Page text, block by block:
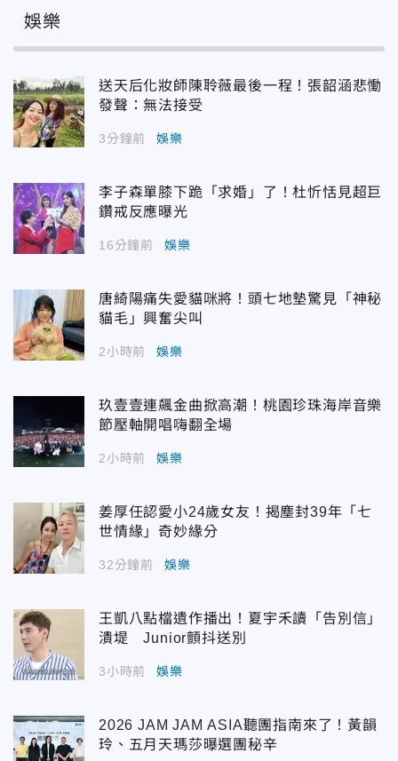
娛樂
送天后化妝師陳聆薇最後一程！張韶涵悲慟
發聲：無法接受
3分鐘前 娛樂
李子森單膝下跪「求婚」了！杜忻恬見超巨
鑽戒反應曝光
16分鐘前 娛樂
唐綺陽痛失愛貓咪將！頭七地墊驚見「神秘
貓毛」興奮尖叫
2小時前 娛樂
玖壹壹連飆金曲掀高潮！桃園珍珠海岸音樂
節壓軸開唱嗨翻全場
2小時前 娛樂
姜厚任認愛小24歲女友！揭塵封39年「七
世情緣」奇妙緣分
32分鐘前 娛樂
王凱八點檔遺作播出！夏宇禾讀「告別信」
潰堤 Junior顫抖送別
3小時前 娛樂
2026 JAM JAM ASIA聽團指南來了！黃韻
玲、五月天瑪莎曝選團秘辛